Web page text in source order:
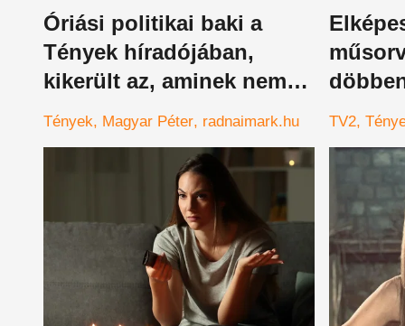
Óriási politikai baki a
Tények híradójában,
kikerült az, aminek nem
kellett volna
Tények Magyar Péter radnaimark.hu TV2